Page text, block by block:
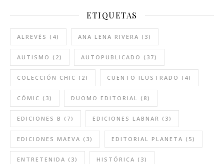
ETIQUETAS
ALREVÉS (4) ANA LENA RIVERA (3)
AUTISMO (2) AUTOPUBLICADO (37)
COLECCIÓN CHIC (2) CUENTO ILUSTRADO (4)
CÓMIC (3) DUOMO EDITORIAL (8)
EDICIONES B (7) EDICIONES LABNAR (3)
EDICIONES MAEVA (3) EDITORIAL PLANETA (5)
ENTRETENIDA (3) HISTÓRICA (3)